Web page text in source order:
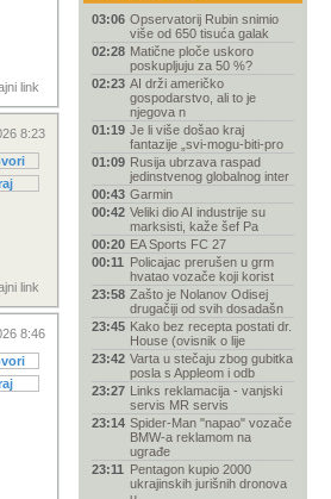
link
8:23
link
8:46
03:06 Opservatorij Rubin snimio
više od 650 tisuća galak
02:28 Matične ploče uskoro
poskupljuju za 50 %?
02:23 AI drži američko
gospodarstvo, ali to je
njegova n
01:19 Je li više došao kraj
fantazije „svi-mogu-biti-pro
01:09 Rusija ubrzava raspad
jedinstvenog globalnog inter
00:43 Garmin
00:42 Veliki dio AI industrije su
marksisti, kaže šef Pa
00:20 EA Sports FC 27
00:11 Policajac prerušen u grm
hvatao vozače koji korist
23:58 Zašto je Nolanov Odisej
drugačiji od svih dosadašn
23:45 Kako bez recepta postati dr.
House (ovisnik o lije
23:42 Varta u stečaju zbog gubitka
posla s Appleom i odb
23:27 Links reklamacija - vanjski
servis MR servis
23:14 Spider-Man "napao" vozače
BMW-a reklamom na
ugrađe
23:11 Pentagon kupio 2000
ukrajinskih jurišnih dronova